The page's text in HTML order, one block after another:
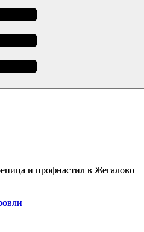
и профнастил в Жегалово